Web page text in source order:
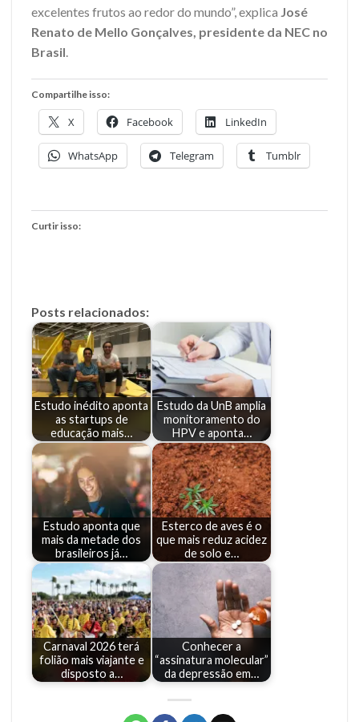
excelentes frutos ao redor do mundo”, explica José
Renato de Mello Gonçalves, presidente da NEC no
Brasil.
Compartilhe isso:
X Facebook LinkedIn
WhatsApp Telegram Tumblr
Curtir isso:
Posts relacionados:
Estudo inédito aponta
as startups de
educação mais…
Estudo da UnB amplia
monitoramento do
HPV e aponta…
Estudo aponta que
mais da metade dos
brasileiros já…
Esterco de aves é o
que mais reduz acidez
de solo e…
Carnaval 2026 terá
folião mais viajante e
disposto a…
Conhecer a
“assinatura molecular”
da depressão em…